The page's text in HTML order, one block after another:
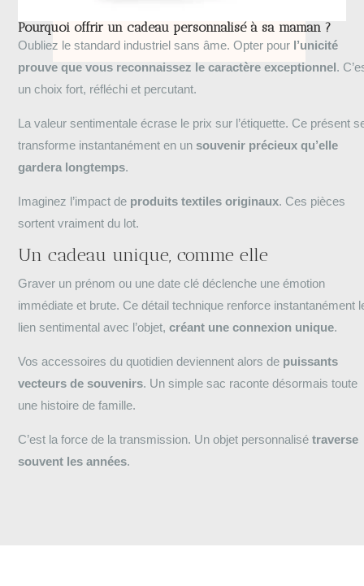
Pourquoi offrir un cadeau personnalisé à sa maman ?
Oubliez le standard industriel sans âme. Opter pour l’unicité
prouve que vous reconnaissez le caractère exceptionnel.
un choix fort, réfléchi et percutant.
La valeur sentimentale écrase le prix sur l’étiquette. Ce présent
transforme instantanément en un souvenir précieux qu’elle
gardera longtemps.
Imaginez l’impact de produits textiles originaux. Ces pièces
sortent vraiment du lot.
Un cadeau unique, comme elle
Graver un prénom ou une date clé déclenche une émotion
immédiate et brute. Ce détail technique renforce instantanément
lien sentimental avec l’objet,créant une connexion unique.
Vos accessoires du quotidien deviennent alors de puissants
vecteurs de souvenirs. Un simple sac raconte désormais toute
une histoire de famille.
C’est la force de la transmission. Un objet personnalisétraverse
souvent les années.